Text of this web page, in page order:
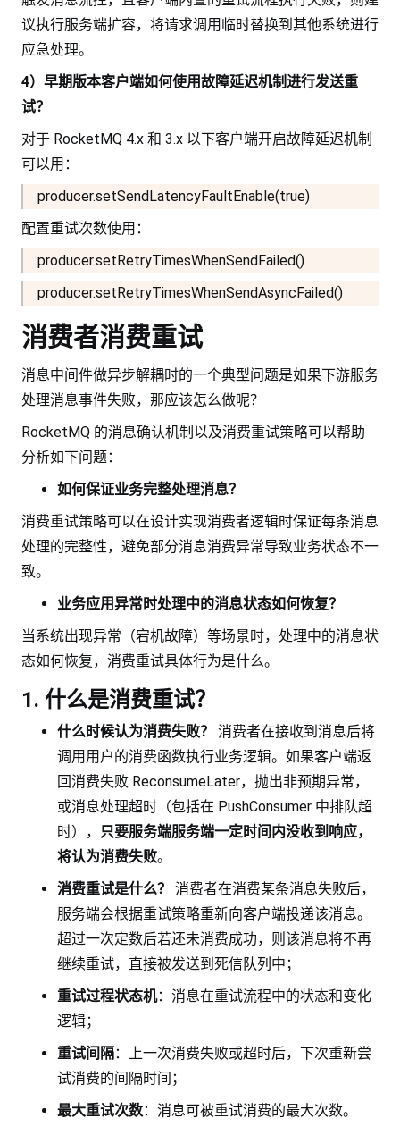
议执行服务端扩容，将请求调用临时替换到其他系统进行
应急处理。
4）早期版本客户端如何使用故障延迟机制进行发送重
试？
对于 RocketMQ 4.x 和 3.x 以下客户端开启故障延迟机制
可以用：
producer.setSendLatencyFaultEnable(true)
配置重试次数使用：
producer.setRetryTimesWhenSendFailed()
producer.setRetryTimesWhenSendAsyncFailed()
消费者消费重试
消息中间件做异步解耦时的一个典型问题是如果下游服务
处理消息事件失败，那应该怎么做呢？
RocketMQ 的消息确认机制以及消费重试策略可以帮助
分析如下问题：
如何保证业务完整处理消息？
消费重试策略可以在设计实现消费者逻辑时保证每条消息
处理的完整性，避免部分消息消费异常导致业务状态不一
致。
业务应用异常时处理中的消息状态如何恢复？
当系统出现异常（宕机故障）等场景时，处理中的消息状
态如何恢复，消费重试具体行为是什么。
1. 什么是消费重试？
什么时候认为消费失败？
消费者在接收到消息后将
调用用户的消费函数执行业务逻辑。如果客户端返
回消费失败 ReconsumeLater，抛出非预期异常，
或消息处理超时（包括在 PushConsumer 中排队超
时），
只要服务端服务端一定时间内没收到响应，
将认为消费失败。
消费重试是什么？
消费者在消费某条消息失败后，
服务端会根据重试策略重新向客户端投递该消息。
超过一次定数后若还未消费成功，则该消息将不再
继续重试，直接被发送到死信队列中；
重试过程状态机：消息在重试流程中的状态和变化
逻辑；
重试间隔：上一次消费失败或超时后，下次重新尝
试消费的间隔时间；
最大重试次数：消息可被重试消费的最大次数。